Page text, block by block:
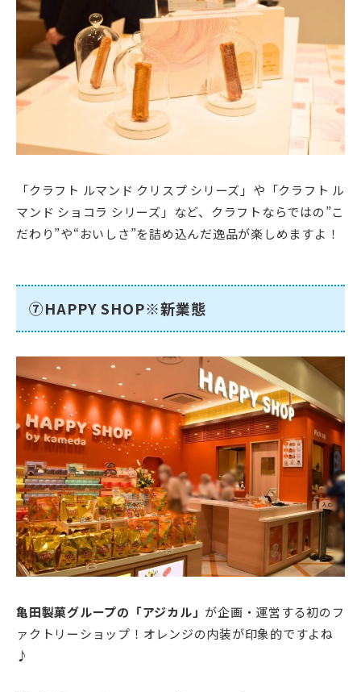
「クラフト ルマンド クリスプ シリーズ」や「クラフト ル
マンド ショコラ シリーズ」など、クラフトならではの”こ
だわり”や“おいしさ”を詰め込んだ逸品が楽しめますよ！
⑦HAPPY SHOP※新業態
亀田製菓グループの「アジカル」 が企画・運営する初のフ
ァクトリーショップ！オレンジの内装が印象的ですよね
♪